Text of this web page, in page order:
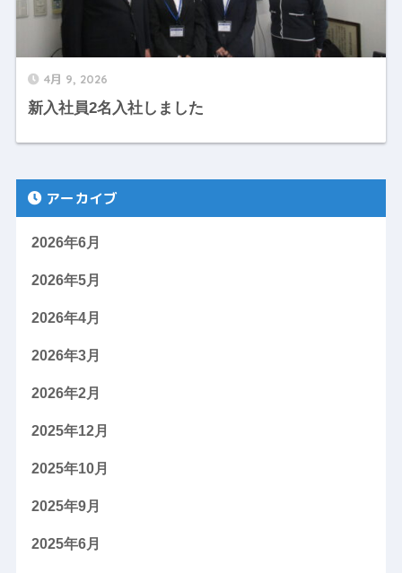
4月 9, 2026
新入社員2名入社しました
アーカイブ
2026年6月
2026年5月
2026年4月
2026年3月
2026年2月
2025年12月
2025年10月
2025年9月
2025年6月